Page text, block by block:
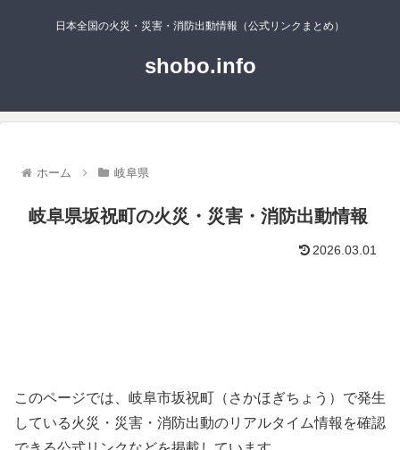
日本全国の火災・災害・消防出動情報（公式リンクまとめ）
shobo.info
ホーム 岐阜県
岐阜県坂祝町の火災・災害・消防出動情報
2026.03.01
このページでは、岐阜市坂祝町（さかほぎちょう）で発生
している火災・災害・消防出動のリアルタイム情報を確認